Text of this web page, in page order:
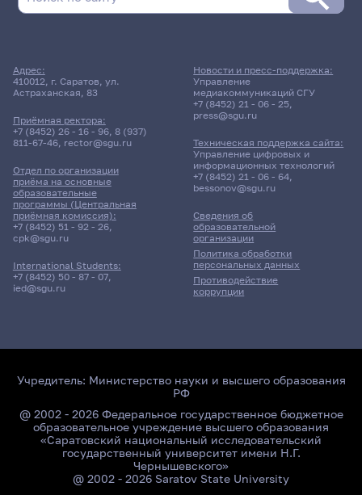
Адрес:
410012, г. Саратов, ул.
Астраханская, 83
Приёмная ректора:
+7 (8452) 26 - 16 - 96, 8 (937)
811-67-46, rector@sgu.ru
Отдел по организации
приёма на основные
образовательные
программы (Центральная
приёмная комиссия):
+7 (8452) 51 - 92 - 26,
cpk@sgu.ru
International Students:
+7 (8452) 50 - 87 - 07,
ied@sgu.ru
Сведения об
образовательной
организации
Политика обработки
персональных данных
Противодействие
коррупции
Новости и пресс-поддержка:
Управление
медиакоммуникаций СГУ
+7 (8452) 21 - 06 - 25,
press@sgu.ru
Техническая поддержка сайта:
Управление цифровых и
информационных технологий
+7 (8452) 21 - 06 - 64,
bessonov@sgu.ru
Учредитель: Министерство науки и высшего образования
РФ
@ 2002 - 2026 Федеральное государственное бюджетное
образовательное учреждение высшего образования
«Саратовский национальный исследовательский
государственный университет имени Н.Г.
Чернышевского»
@ 2002 - 2026 Saratov State University